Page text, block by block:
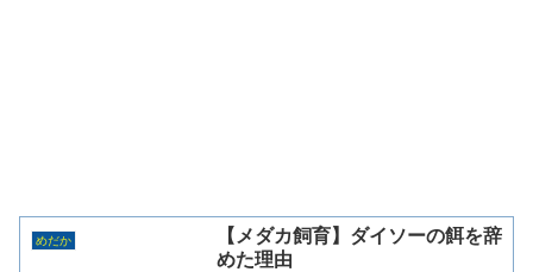
めだか
【メダカ飼育】ダイソーの餌を辞
めた理由